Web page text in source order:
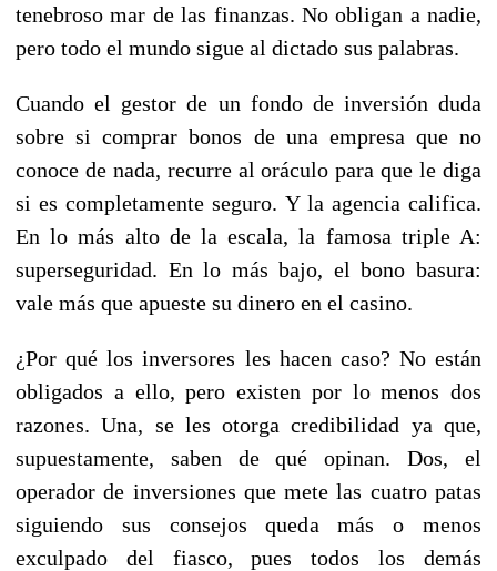
tenebroso mar de las finanzas. No obligan a nadie,
pero todo el mundo sigue al dictado sus palabras.
Cuando el gestor de un fondo de inversión duda
sobre si comprar bonos de una empresa que no
conoce de nada, recurre al oráculo para que le diga
si es completamente seguro. Y la agencia califica.
En lo más alto de la escala, la famosa triple A:
superseguridad. En lo más bajo, el bono basura:
vale más que apueste su dinero en el casino.
¿Por qué los inversores les hacen caso? No están
obligados a ello, pero existen por lo menos dos
razones. Una, se les otorga credibilidad ya que,
supuestamente, saben de qué opinan. Dos, el
operador de inversiones que mete las cuatro patas
siguiendo sus consejos queda más o menos
exculpado del fiasco, pues todos los demás